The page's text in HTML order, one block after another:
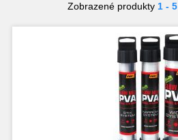
Zobrazené produkty 1 - 5